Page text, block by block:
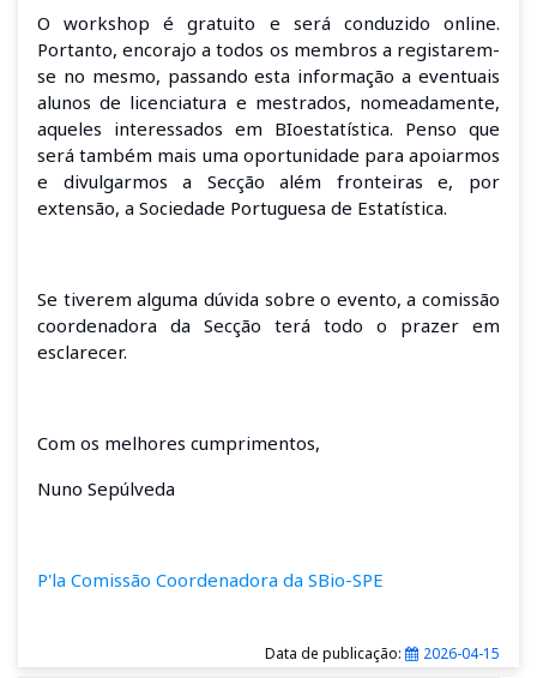
O workshop é gratuito e será conduzido online.
Portanto, encorajo a todos os membros a registarem-
se no mesmo, passando esta informação a eventuais
alunos de licenciatura e mestrados, nomeadamente,
aqueles interessados em BIoestatística. Penso que
será também mais uma oportunidade para apoiarmos
e divulgarmos a Secção além fronteiras e, por
extensão, a Sociedade Portuguesa de Estatística.
Se tiverem alguma dúvida sobre o evento, a comissão
coordenadora da Secção terá todo o prazer em
esclarecer.
Com os melhores cumprimentos,
Nuno Sepúlveda
P'la Comissão Coordenadora da SBio-SPE
Data de publicação: 2026-04-15